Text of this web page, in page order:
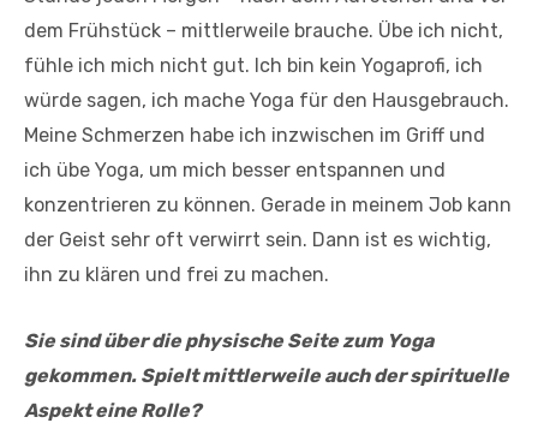
dem Frühstück – mittlerweile brauche. Übe ich nicht,
fühle ich mich nicht gut. Ich bin kein Yogaprofi, ich
würde sagen, ich mache Yoga für den Hausgebrauch.
Meine Schmerzen habe ich inzwischen im Griff und
ich übe Yoga, um mich besser entspannen und
konzentrieren zu können. Gerade in meinem Job kann
der Geist sehr oft verwirrt sein. Dann ist es wichtig,
ihn zu klären und frei zu machen.
Sie sind über die physische Seite zum Yoga
gekommen. Spielt mittlerweile auch der spirituelle
Aspekt eine Rolle?